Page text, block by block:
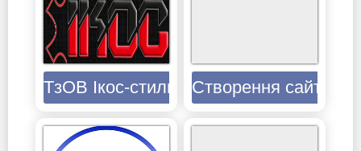
ТзОВ Ікос-стиль Створення сайтів